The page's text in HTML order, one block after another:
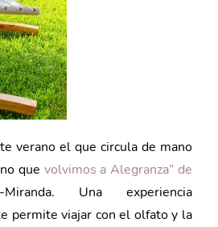
verano el que circula de mano
que volvimos a Alegranza” de
Miranda. Una experiencia
permite viajar con el olfato y la